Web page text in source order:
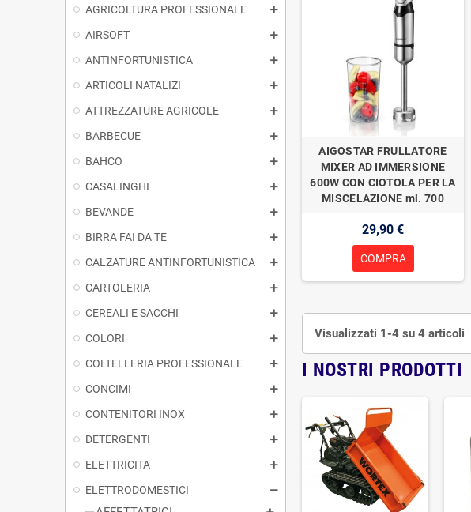
AGRICOLTURA PROFESSIONALE
AIRSOFT
ANTINFORTUNISTICA
ARTICOLI NATALIZI
ATTREZZATURE AGRICOLE
BARBECUE
BAHCO
CASALINGHI
BEVANDE
BIRRA FAI DA TE
CALZATURE ANTINFORTUNISTICA
CARTOLERIA
CEREALI E SACCHI
COLORI
COLTELLERIA PROFESSIONALE
CONCIMI
CONTENITORI INOX
DETERGENTI
ELETTRICITA
ELETTRODOMESTICI
AIGOSTAR FRULLATORE
MIXER AD IMMERSIONE
600W CON CIOTOLA PER LA
MISCELAZIONE ml. 700
29,90 €
COMPRA
Visualizzati 1-4 su 4 articoli
I NOSTRI PRODOTTI